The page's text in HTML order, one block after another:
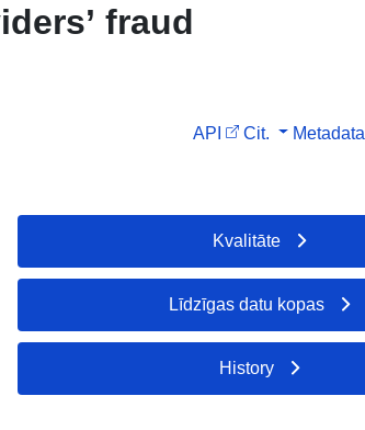
fraud
API Cit. Metadata
Kvalitāte
Līdzīgas datu kopas
History